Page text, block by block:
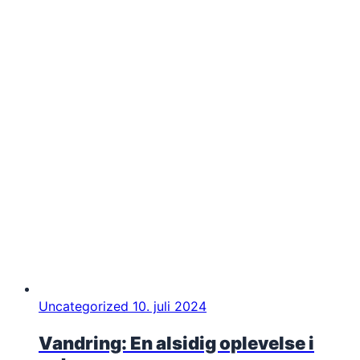
Uncategorized 10. juli 2024
Vandring: En alsidig oplevelse i